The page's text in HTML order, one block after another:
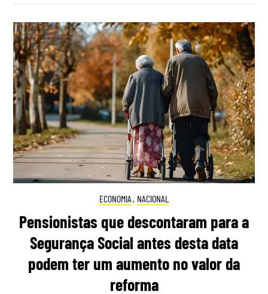
ECONOMIA , NACIONAL
Pensionistas que descontaram para a
Segurança Social antes desta data
podem ter um aumento no valor da
reforma